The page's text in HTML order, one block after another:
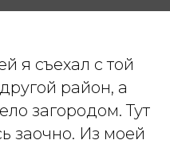
я съехал с той
район, а
загородом. Тут
заочно. Из моей